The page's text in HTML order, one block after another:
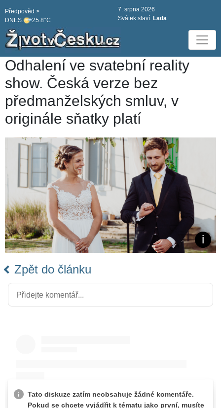
DNES: 25.8°C
Předpověd >
7. srpna 2026
Svátek slaví: Lada
Odhalení ve svatební reality
show. Česká verze bez
předmanželských smluv, v
originále sňatky platí
Zpět do článku